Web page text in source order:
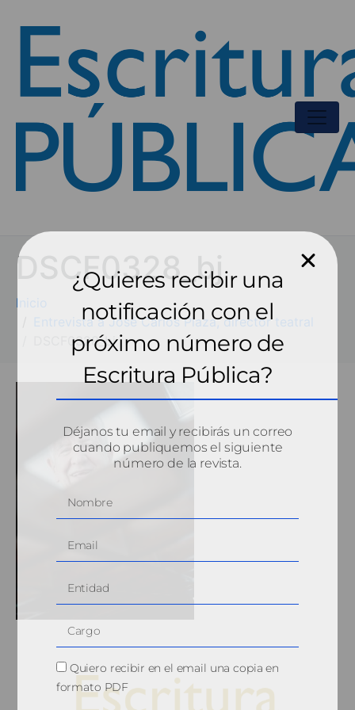
DSCF0328_bj
Inicio
Entrevista a José Carlos Plaza, director teatral
DSCF0328_bj
¿Quieres recibir una
notificación con el
próximo número de
Escritura Pública?
Déjanos tu email y recibirás un correo
cuando publiquemos el siguiente
número de la revista.
Quiero recibir en el email una copia en
formato PDF